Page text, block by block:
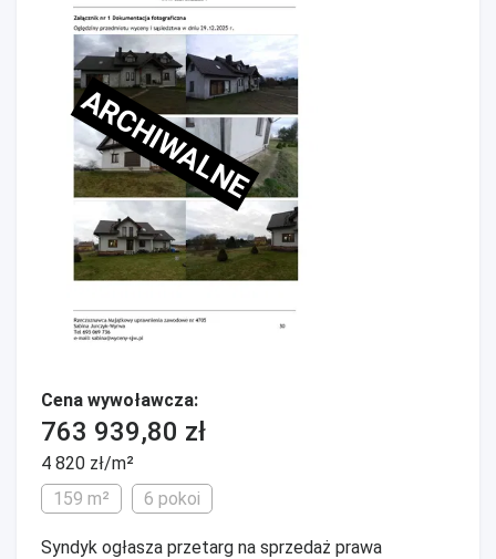
ARCHIWALNE
Cena wywoławcza:
763 939,80 zł
4 820 zł/m²
159 m²
6 pokoi
Syndyk ogłasza przetarg na sprzedaż prawa